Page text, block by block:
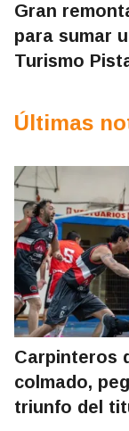
Gran
para sumar
Turismo
Últimas
Carpinteros
colmado,
triunfo del